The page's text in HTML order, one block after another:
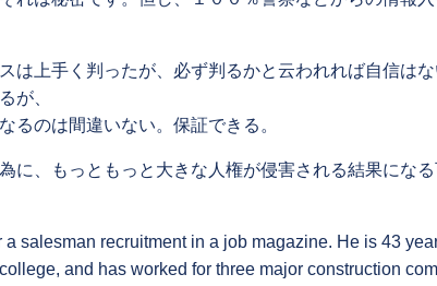
は上手く判ったが、必ず判るかと云われれば自信はな
が、
るのは間違いない。保証できる。
に、もっともっと大きな人権が侵害される結果にな
a salesman recruitment in a job magazine. He is 43
and has worked for three major construction